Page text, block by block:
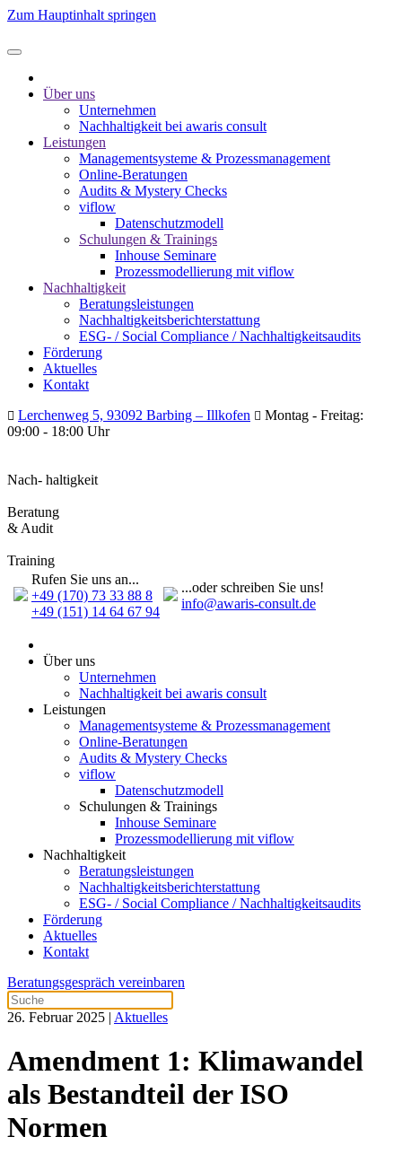
Zum Hauptinhalt springen
Über uns
Unternehmen
Nachhaltigkeit bei awaris consult
Leistungen
Management­systeme & Prozess­management
Online-Beratungen
Audits & Mystery Checks
viflow
Datenschutzmodell
Schulungen & Trainings
Inhouse Seminare
Prozessmodellierung mit viflow
Nachhaltigkeit
Beratungsleistungen
Nachhaltigkeitsberichterstattung
ESG- / Social Compliance / Nachhaltigkeitsaudits
Förderung
Aktuelles
Kontakt
Lerchenweg 5, 93092 Barbing – Illkofen
Montag - Freitag:
09:00 - 18:00 Uhr
Nach- haltigkeit
Beratung
& Audit
Training
Rufen Sie uns an...
+49 (170) 73 33 88 8
+49 (151) 14 64 67 94
...oder schreiben Sie uns!
info@awaris-consult.de
Über uns
Unternehmen
Nachhaltigkeit bei awaris consult
Leistungen
Management­systeme & Prozess­management
Online-Beratungen
Audits & Mystery Checks
viflow
Datenschutzmodell
Schulungen & Trainings
Inhouse Seminare
Prozessmodellierung mit viflow
Nachhaltigkeit
Beratungsleistungen
Nachhaltigkeitsberichterstattung
ESG- / Social Compliance / Nachhaltigkeitsaudits
Förderung
Aktuelles
Kontakt
Beratungsgespräch vereinbaren
26. Februar 2025 | Aktuelles
Amendment 1: Klimawandel
als Bestandteil der ISO
Normen